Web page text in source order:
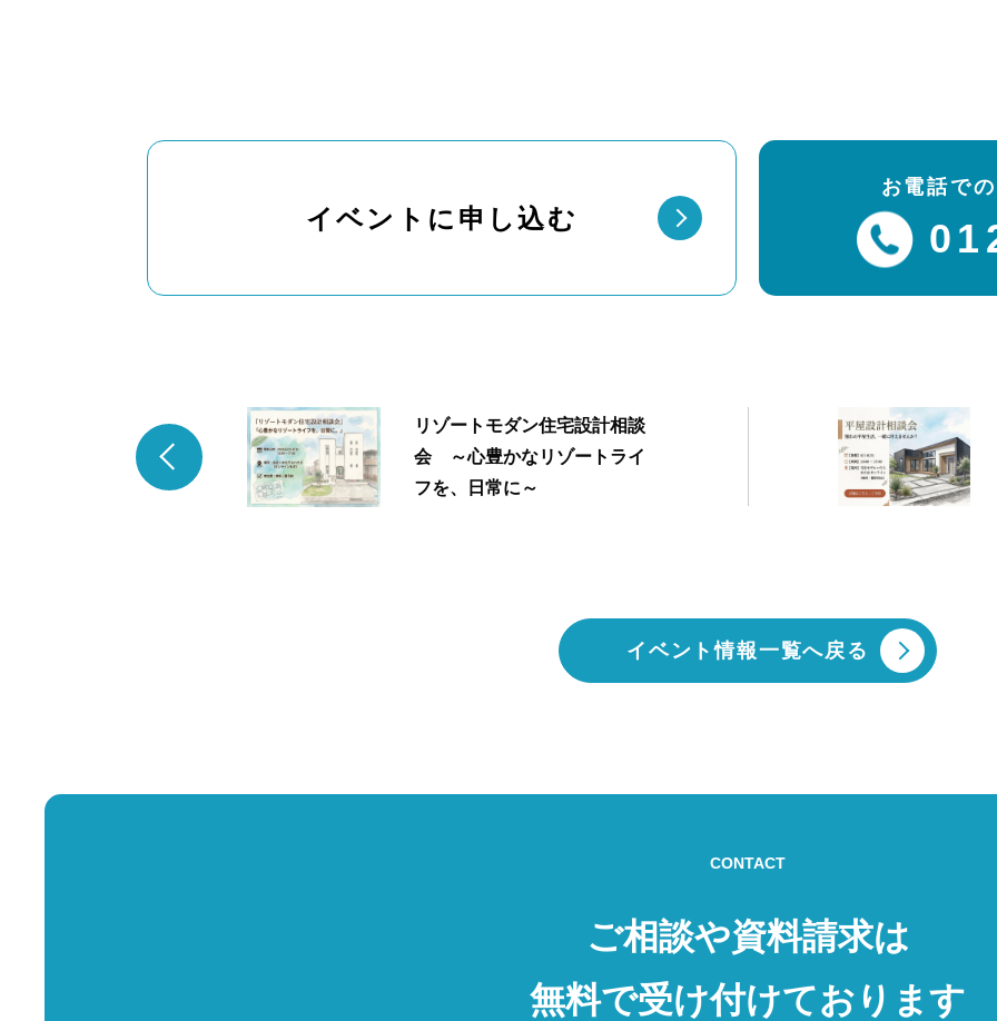
イベントに申し込む
お電話で
リゾートモダン住宅設計相談
会 ～心豊かなリゾートライ
フを、日常に～
イベント情報一覧へ戻る
CONTACT
ご相談や資料請求は
無料で受け付けております